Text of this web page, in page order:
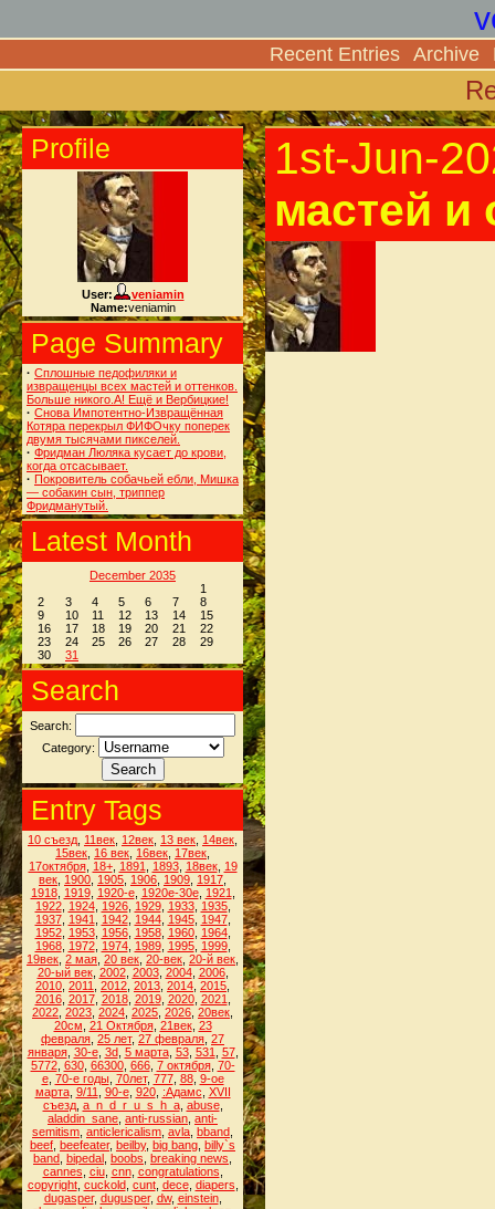
Recent Entries Archive
Profile
User:
veniamin
Name:veniamin
Page Summary
· Сплошные педофиляки и
извращенцы всех мастей и оттенков.
Больше никого.А! Ещё и Вербицкие!
· Снова Импотентно-Извращённая
Котяра перекрыл ФИФОчку поперек
двумя тысячами пикселей.
· Фридман Люляка кусает до крови,
когда отсасывает.
· Покровитель собачьей ебли, Мишка
— собакин сын, триппер
Фридманутый.
Latest Month
December 2035
1
2
3 4 5 6 7
8
9
10 11 12 13 14
15
16
17 18 19 20 21
22
23
24 25 26 27 28
29
30
31
Search
Search:
Category:
Entry Tags
10 съезд 11век 12век 13 век 14век
15век 16 век 16век 17век
17октября, 18+, 1891 1893, 18век, 19
век 1900 1905 1906 1909 1917
1918, 1919, 1920-е, 1920е-30е, 1921
1922, 1924, 1926, 1929, 1933, 1935,
1937, 1941 1942, 1944, 1945, 1947,
1952, 1953, 1956, 1958, 1960, 1964,
1968, 1972, 1974, 1989, 1995, 1999,
19век 2 мая 20 век 20-век 20-й век
20-ый век, 2002, 2003, 2004, 2006,
2010 2011 2012 2013 2014 2015
2016, 2017, 2018, 2019, 2020, 2021
2022 2023 2024 2025 2026 20век
20см 21 Октября, 21век, 23
февраля 25 лет, 27 февраля 27
января, 30-е, 3d, 5 марта, 53, 531 57,
5772, 630, 66300, 666, 7 октября, 70-
е, 70-е годы, 70лет, 777, 88, 9-ое
марта, 9/11 90-е, 920, :Адамс XVII
съезд, a_n_d_r_u_s_h_a, abuse,
aladdin_sane anti-russian anti-
semitism anticlericalism avla bband
beef beefeater, beilby, big bang billy`s
band bipedal boobs breaking news
cannes ciu, cnn, congratulations
copyright, cuckold, cunt, dece, diapers
dugasper, dugusper, dw, einstein,
1st-Jun-
мастей и